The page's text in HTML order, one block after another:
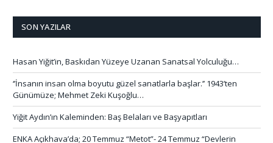
SON YAZILAR
Hasan Yiğit’in, Baskıdan Yüzeye Uzanan Sanatsal Yolculuğu…
‘’İnsanın insan olma boyutu güzel sanatlarla başlar.’’ 1943’ten
Günümüze; Mehmet Zeki Kuşoğlu…
Yiğit Aydın’ın Kaleminden: Baş Belaları ve Başyapıtları
ENKA Açıkhava’da; 20 Temmuz “Metot”- 24 Temmuz “Devlerin